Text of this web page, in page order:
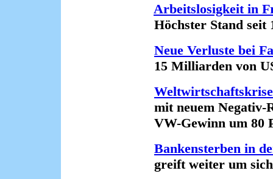
Arbeitslosigkeit in
Höchster Stand seit
Neue Verluste bei
15 Milliarden von
mit neuem Negativ-
VW-Gewinn um 80
Bankensterben in
greift weiter um sich